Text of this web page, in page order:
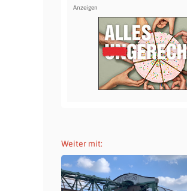
Weiter mit: